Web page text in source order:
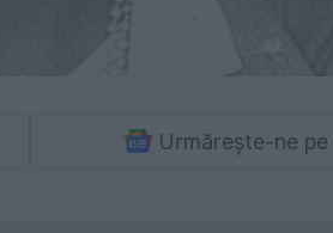
Urmărește-ne